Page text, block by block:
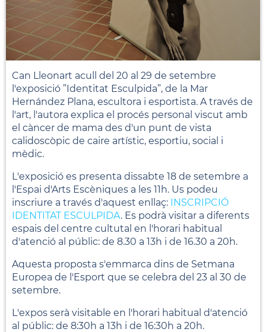
Can Lleonart acull del 20 al 29 de setembre
l'exposició ”Identitat Esculpida”, de la Mar
Hernández Plana, escultora i esportista. A través de
l'art, l'autora explica el procés personal viscut amb
el càncer de mama des d'un punt de vista
calidoscòpic de caire artístic, esportiu, social i
mèdic.
L'exposició es presenta dissabte 18 de setembre a
l'Espai d'Arts Escèniques a les 11h. Us podeu
inscriure a través d'aquest enllaç: INSCRIPCIÓ
IDENTITAT ESCULPIDA. Es podrà visitar a diferents
espais del centre cultutal en l'horari habitual
d'atenció al públic: de 8.30 a 13h i de 16.30 a 20h.
Aquesta proposta s'emmarca dins de Setmana
Europea de l'Esport que se celebra del 23 al 30 de
setembre.
L'expos serà visitable en l'horari habitual d'atenció
al públic: de 8:30h a 13h i de 16:30h a 20h.